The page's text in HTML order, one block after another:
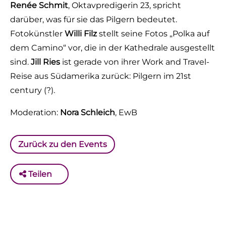
Renée Schmit, Oktavpredigerin 23, spricht
darüber, was für sie das Pilgern bedeutet.
Fotokünstler Willi Filzstellt seine Fotos „Polka auf
dem Camino“ vor, die in der Kathedrale ausgestellt
sind. Jill Ries ist gerade von ihrer Work and Travel-
Reise aus Südamerika zurück: Pilgern im 21st
century (?).
Moderation: Nora Schleich, EwB
Zurück zu den Events
Teilen